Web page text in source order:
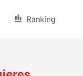
Ranking